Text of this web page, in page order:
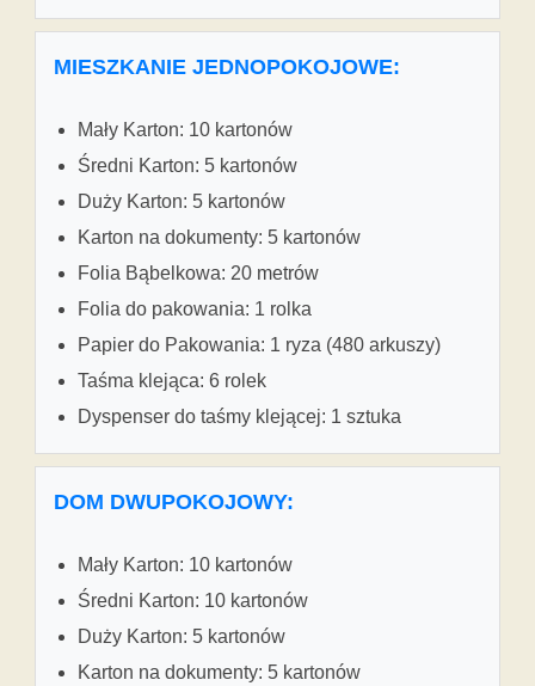
MIESZKANIE JEDNOPOKOJOWE:
Mały Karton: 10 kartonów
Średni Karton: 5 kartonów
Duży Karton: 5 kartonów
Karton na dokumenty: 5 kartonów
Folia Bąbelkowa: 20 metrów
Folia do pakowania: 1 rolka
Papier do Pakowania: 1 ryza (480 arkuszy)
Taśma klejąca: 6 rolek
Dyspenser do taśmy klejącej: 1 sztuka
DOM DWUPOKOJOWY:
Mały Karton: 10 kartonów
Średni Karton: 10 kartonów
Duży Karton: 5 kartonów
Karton na dokumenty: 5 kartonów